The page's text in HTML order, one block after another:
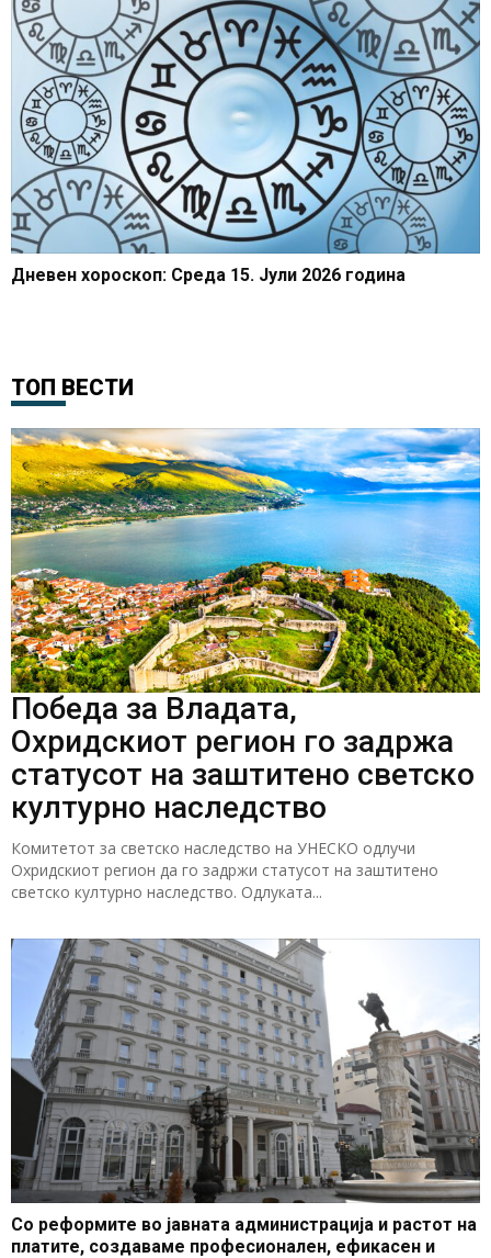
Дневен хороскоп: Среда 15. Јули 2026 година
ТОП ВЕСТИ
Победа за Владата,
Охридскиот регион го задржа
статусот на заштитено светско
културно наследство
Комитетот за светско наследство на УНЕСКО одлучи
Охридскиот регион да го задржи статусот на заштитено
светско културно наследство. Одлуката...
Со реформите во јавната администрација и растот на
платите, создаваме професионален, ефикасен и